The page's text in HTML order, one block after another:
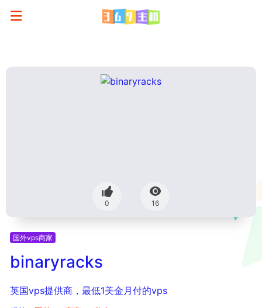
0 16
国外vps商家
binaryracks
英国vps提供商，最低1美金月付的vps